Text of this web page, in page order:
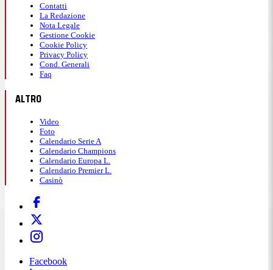
Contatti
La Redazione
Nota Legale
Gestione Cookie
Cookie Policy
Privacy Policy
Cond. Generali
Faq
ALTRO
Video
Foto
Calendario Serie A
Calendario Champions
Calendario Europa L.
Calendario Premier L.
Casinò
Facebook